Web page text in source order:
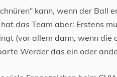
kann, wenn der Ball
das Team aber: Erstens
(vor allem dann, wenn
Werder das ein oder